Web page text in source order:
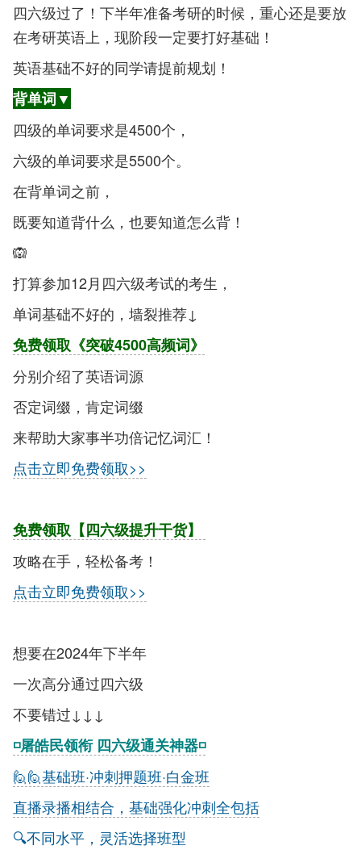
四六级过了！下半年准备考研的时候，重心还是要放
在考研英语上，现阶段一定要打好基础！
英语基础不好的同学请提前规划！
背单词▼
四级的单词要求是4500个，
六级的单词要求是5500个。
在背单词之前，
既要知道背什么，也要知道怎么背！
🙉
打算参加12月四六级考试的考生，
单词基础不好的，墙裂推荐↓
免费领取《突破4500高频词》
分别介绍了英语词源
否定词缀，肯定词缀
来帮助大家事半功倍记忆词汇！
点击立即免费领取>>
免费领取【四六级提升干货】
攻略在手，轻松备考！
点击立即免费领取>>
想要在2024年下半年
一次高分通过四六级
不要错过↓↓↓
◽屠皓民领衔 四六级通关神器◽
🙋‍🙋‍基础班·冲刺押题班·白金班
直播录播相结合，基础强化冲刺全包括
🔍不同水平，灵活选择班型